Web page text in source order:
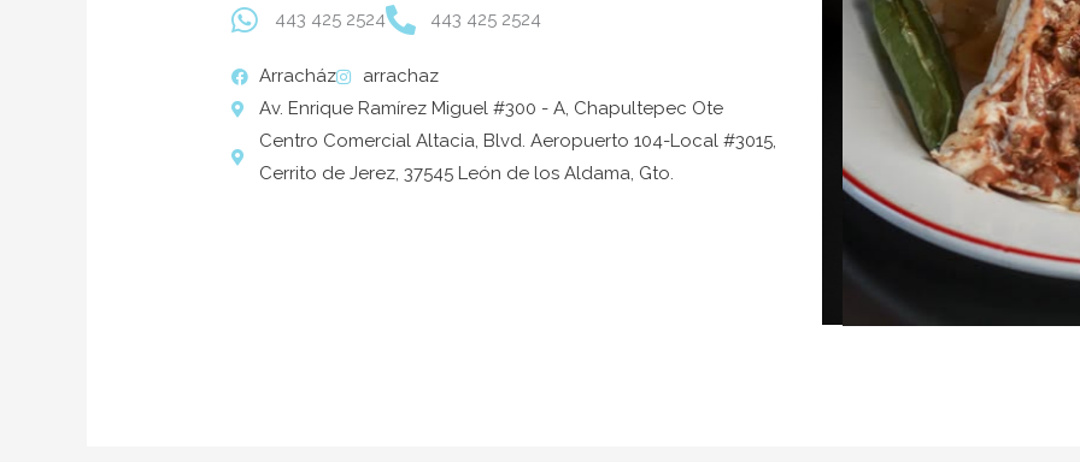
443 425 2524 443 425 2524
Arracház
arrachaz
Av. Enrique Ramírez Miguel #300 - A, Chapultepec Ote
Centro Comercial Altacia, Blvd. Aeropuerto 104-Local #3015,
Cerrito de Jerez, 37545 León de los Aldama, Gto.